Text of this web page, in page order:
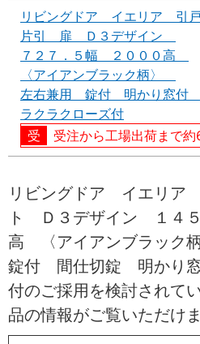
リビングドア イエリア 引戸
片引 扉 Ｄ３デザイン
７２７．５幅 ２０００高
〈アイアンブラック柄〉
左右兼用 錠付 明かり窓付
ラクラクローズ付
受注から工場出荷まで約
リビングドア イエリ
ト Ｄ３デザイン １４
高 〈アイアンブラッ
錠付 間仕切錠 明かり
付のご採用を検討されて
品の情報がご覧いただけ